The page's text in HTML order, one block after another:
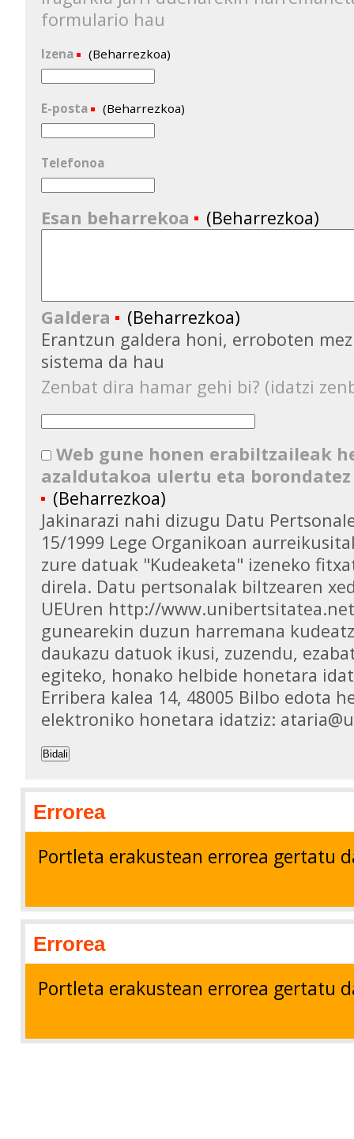
formulario hau
Izena (Beharrezkoa)
E-posta (Beharrezkoa)
Telefonoa
Esan beharrekoa (Beharrezkoa)
Galdera
(Beharrezkoa)
Erantzun galdera honi, erroboten
sistema da hau
Zenbat dira hamar gehi bi? (idatzi
Web gune honen erabiltzaileak
azaldutakoa ulertu eta
(Beharrezkoa)
Jakinarazi nahi dizugu Datu
15/1999 Lege Organikoan
zure datuak "Kudeaketa" izeneko
direla. Datu pertsonalak biltzearen
UEUren http://
gunearekin duzun harremana
daukazu datuok ikusi, zuzendu,
egiteko, honako helbide honetara
Erribera kalea 14, 48005 Bilbo edota
elektroniko honetara idatziz:
Bidali
Errorea
Portleta erakustean errorea gertatu
Errorea
Portleta erakustean errorea gertatu